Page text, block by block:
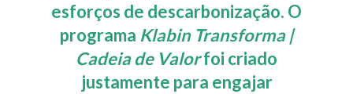
esforços de descarbonização. O
programa Klabin Transforma |
Cadeia de Valorfoi criado
justamente para engajar